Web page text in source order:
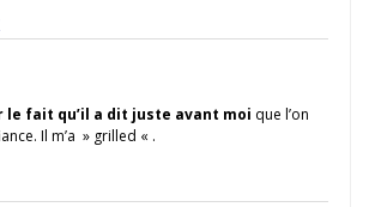
le fait qu’il a dit juste avant moi que l’on
Il m’a » grilled « .